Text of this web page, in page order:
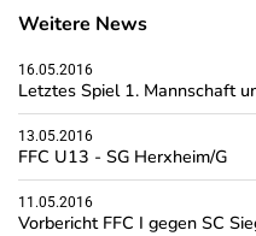
Weitere News
16.05.2016
Letztes Spiel 1. Mannschaft
13.05.2016
FFC U13 - SG Herxheim/G
11.05.2016
Vorbericht FFC I gegen SC